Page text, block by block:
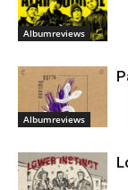
Albumreviews
Albumreviews